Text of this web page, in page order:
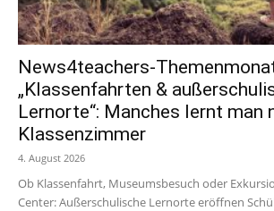
News4teachers-
„Klassenfahrten &
Lernorte“: Manches lernt man
Klassenzimmer
4. August 2026
Ob Klassenfahrt, Museumsbesuch oder
Center: Außerschulische Lernorte eröffnen